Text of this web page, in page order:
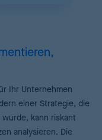
Ihr Unternehmen
einer Strategie, die
kann riskant
analysieren. Die